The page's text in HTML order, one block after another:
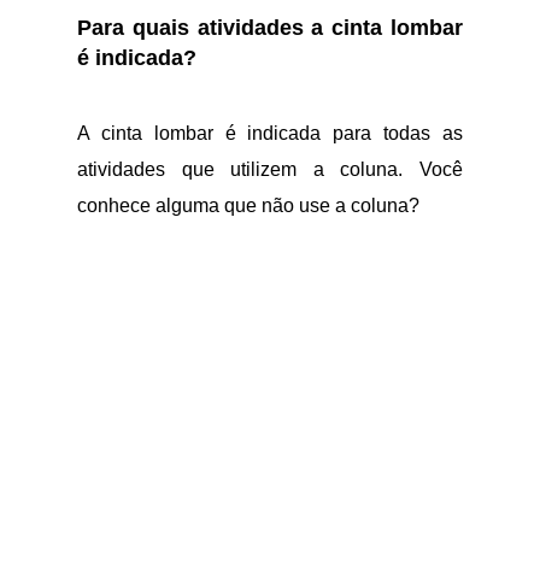
Para quais atividades a cinta lombar
é indicada?
A cinta lombar é indicada para todas as
atividades que utilizem a coluna. Você
conhece alguma que não use a coluna?